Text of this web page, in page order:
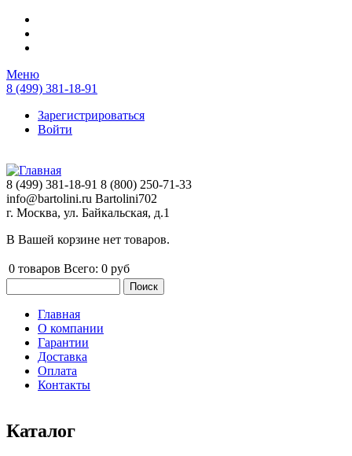
Перейти к основному содержанию
Меню
8 (499) 381-18-91
Зарегистрироваться
Войти
8 (499) 381-18-91 8 (800) 250-71-33
info@bartolini.ru Bartolini702
г. Москва, ул. Байкальская, д.1
В Вашей корзине нет товаров.
0 товаров Всего: 0 руб
Главное меню
Главная
О компании
Гарантии
Доставка
Оплата
Контакты
Каталог